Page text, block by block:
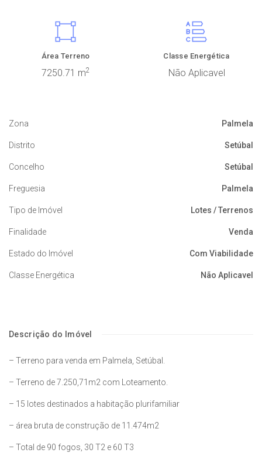
Área Terreno
7250.71 m2
Classe Energética
Não Aplicavel
Zona Palmela
Distrito Setúbal
Concelho Setúbal
Freguesia Palmela
Tipo de Imóvel Lotes / Terrenos
Finalidade Venda
Estado do Imóvel Com Viabilidade
Classe Energética Não Aplicavel
Descrição do Imóvel
– Terreno para venda em Palmela, Setúbal.
– Terreno de 7.250,71m2 com Loteamento.
– 15 lotes destinados a habitação plurifamiliar
– área bruta de construção de 11.474m2
– Total de 90 fogos, 30 T2 e 60 T3